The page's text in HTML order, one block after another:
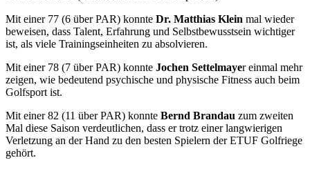
Mit einer 77 (6 über PAR) konnte Dr. Matthias Klein mal wieder
beweisen, dass Talent, Erfahrung und Selbstbewusstsein wichtiger
ist, als viele Trainingseinheiten zu absolvieren.
Mit einer 78 (7 über PAR) konnte Jochen Settelmayer einmal mehr
zeigen, wie bedeutend psychische und physische Fitness auch beim
Golfsport ist.
Mit einer 82 (11 über PAR) konnte Bernd Brandau zum zweiten
Mal diese Saison verdeutlichen, dass er trotz einer langwierigen
Verletzung an der Hand zu den besten Spielern der ETUF Golfriege
gehört.